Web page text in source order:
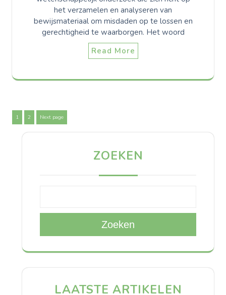
het verzamelen en analyseren van
bewijsmateriaal om misdaden op te lossen en
gerechtigheid te waarborgen. Het woord
Read More
Berichten
paginering
Page
1 Page
2 Next page
ZOEKEN
Zoeken
LAATSTE ARTIKELEN